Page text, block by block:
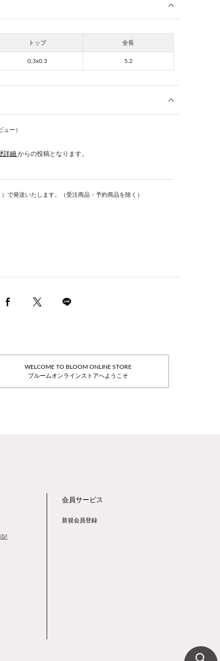
トップ 全長
0.3x0.3 5.2
ュー）
詳細 からの投稿となります。
で発送いたします。（受注商品・予約商品を除く）
WELCOME TO BLOOM ONLINE STORE
ブルームオンラインストアへようこそ
記
会員サービス
新規会員登録